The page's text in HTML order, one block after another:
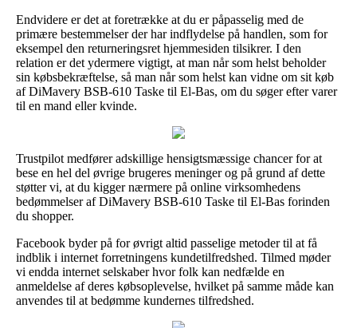
Endvidere er det at foretrække at du er påpasselig med de
primære bestemmelser der har indflydelse på handlen, som for
eksempel den returneringsret hjemmesiden tilsikrer. I den
relation er det ydermere vigtigt, at man når som helst beholder
sin købsbekræftelse, så man når som helst kan vidne om sit køb
af DiMavery BSB-610 Taske til El-Bas, om du søger efter varer
til en mand eller kvinde.
Trustpilot medfører adskillige hensigtsmæssige chancer for at
bese en hel del øvrige brugeres meninger og på grund af dette
støtter vi, at du kigger nærmere på online virksomhedens
bedømmelser af DiMavery BSB-610 Taske til El-Bas forinden
du shopper.
Facebook byder på for øvrigt altid passelige metoder til at få
indblik i internet forretningens kundetilfredshed. Tilmed møder
vi endda internet selskaber hvor folk kan nedfælde en
anmeldelse af deres købsoplevelse, hvilket på samme måde kan
anvendes til at bedømme kundernes tilfredshed.